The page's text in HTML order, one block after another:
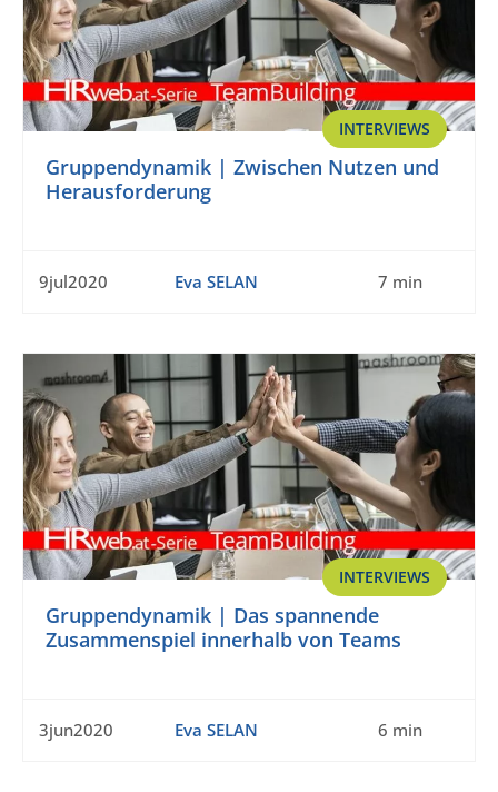
INTERVIEWS
Gruppendynamik | Zwischen Nutzen und
Herausforderung
9jul2020 Eva SELAN 7 min
INTERVIEWS
Gruppendynamik | Das spannende
Zusammenspiel innerhalb von Teams
3jun2020 Eva SELAN 6 min